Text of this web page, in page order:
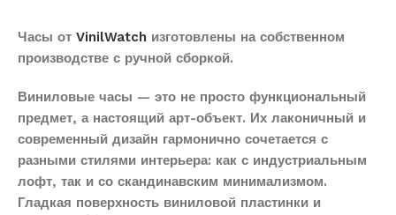
Часы от VinilWatch изготовлены на собственном
производстве с ручной сборкой.
Виниловые часы — это не просто функциональный
предмет, а настоящий арт-объект. Их лаконичный и
современный дизайн гармонично сочетается с
разными стилями интерьера: как с индустриальным
лофт, так и со скандинавским минимализмом.
Гладкая поверхность виниловой пластинки и